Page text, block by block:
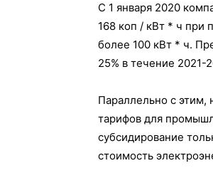
С 1 января 2020
168 коп / кВт * ч при
более 100 кВт * ч.
25% в течение 2021-
Параллельно с этим,
тарифов для
субсидирование
стоимость